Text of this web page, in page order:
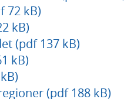
72 kB)
kB)
(pdf 137 kB)
kB)
(pdf 188 kB)